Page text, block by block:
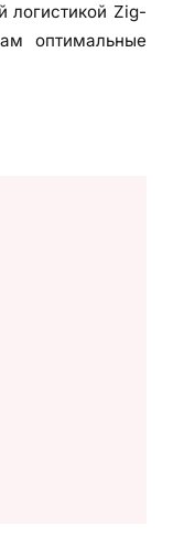
логистикой Zig-
оптимальные